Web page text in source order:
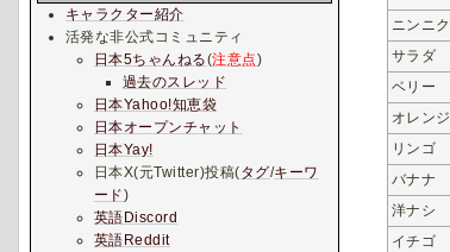
ニンニク
サラダ
ベリー
オレンジ
リンゴ
バナナ
洋ナシ
イチゴ
キャラクター紹介
活発な非公式コミュニティ
日本5ちゃんねる(注意点)
過去のスレッド
日本Yahoo!知恵袋
日本オープンチャット
日本Yay!
日本X(元Twitter)投稿(タグ/キーワ
ード)
英語Discord
英語Reddit